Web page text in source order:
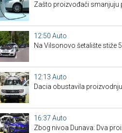
Zašto proizvođači smanjuju
12:50 Auto
Na Vilsonovo šetalište stiže
12:13 Auto
Dacia obustavila
16:37 Auto
Zbog nivoa Dunava: Dva